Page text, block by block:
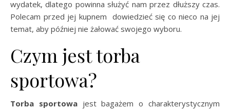
wydatek, dlatego powinna służyć nam przez dłuższy czas.
Polecam przed jej kupnem dowiedzieć się co nieco na jej
temat, aby później nie żałować swojego wyboru.
Czym jest torba
sportowa?
Torba sportowajest bagażem o charakterystycznym